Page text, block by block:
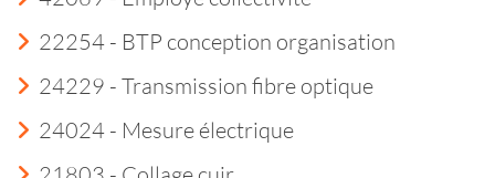
22254 - BTP conception organisation
24229 - Transmission fibre optique
24024 - Mesure électrique